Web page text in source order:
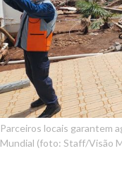
Parceiros locais garantem
Mundial (foto: Staff/Visão